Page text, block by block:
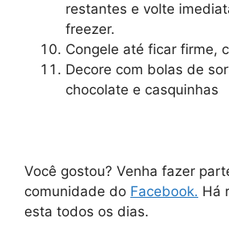
restantes e volte
freezer.
Congele até ficar firme,
Decore com bolas de
chocolate e casquinhas
Você gostou? Venha fazer
comunidade do Facebook. Há
esta todos os dias.